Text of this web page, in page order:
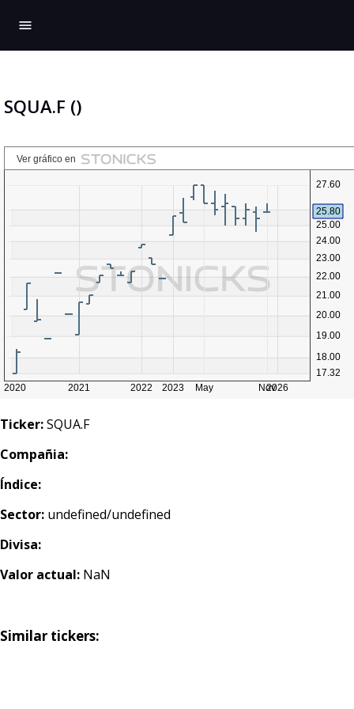
menu
SQUA.F ()
Ticker:SQUA.F
Compañia:
Índice:
Sector: undefined/undefined
Divisa:
Valor actual: NaN
Similar tickers: